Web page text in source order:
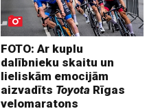
FOTO: Ar kuplu
dalībnieku skaitu un
lieliskām emocijām
aizvadīts Toyota Rīgas
velomaratons